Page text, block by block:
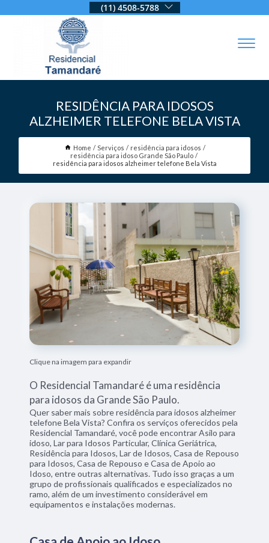
(11) 4508-5788
RESIDÊNCIA PARA IDOSOS
ALZHEIMER TELEFONE BELA VISTA
Home Serviços
residência para idosos
residência para idoso Grande São Paulo
residência para idosos alzheimer telefone Bela Vista
Clique na imagem para expandir
O Residencial Tamandaré é uma residência
para idosos da Grande São Paulo.
Quer saber mais sobre residência para idosos alzheimer
telefone Bela Vista? Confira os serviços oferecidos pela
Residencial Tamandaré, você pode encontrar Asilo para
idoso, Lar para Idosos Particular, Clínica Geriátrica,
Residência para Idosos, Lar de Idosos, Casa de Repouso
para Idosos, Casa de Repouso e Casa de Apoio ao
Idoso, entre outras alternativas. Tudo isso graças a um
grupo de profissionais qualificados e especializados no
ramo, além de um investimento considerável em
equipamentos e instalações modernas.